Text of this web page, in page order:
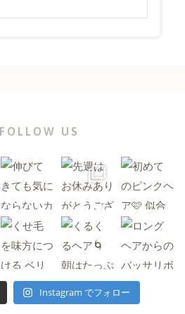
FOLLOW US
Instagram でフォロー